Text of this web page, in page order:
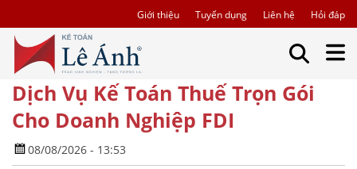
Giới thiệu Tuyển dụng Liên hệ Hỏi đáp
Dịch Vụ Kế Toán Thuế Trọn Gói
Cho Doanh Nghiệp FDI
08/08/2026 - 13:53